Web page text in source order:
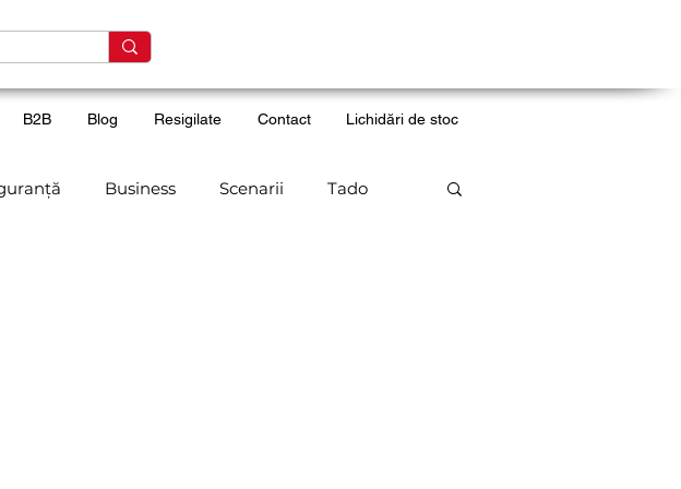
B2B Blog Resigilate Contact Lichidări de stoc
Business Scenarii Tado